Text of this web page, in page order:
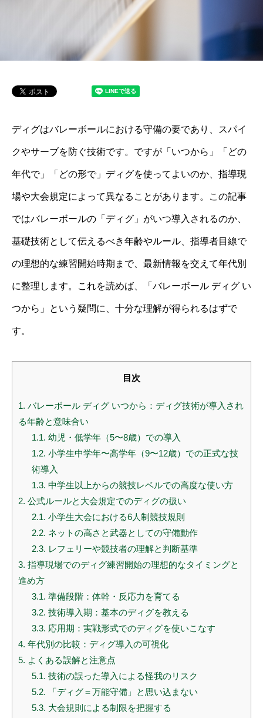
ディグはバレーボールにおける守備の要であり、スパイ
クやサーブを防ぐ技術です。ですが「いつから」「どの
年代で」「どの形で」ディグを使ってよいのか、指導現
場や大会規定によって異なることがあります。この記事
ではバレーボールの「ディグ」がいつ導入されるのか、
基礎技術として伝えるべき年齢やルール、指導者目線で
の理想的な練習開始時期まで、最新情報を交えて年代別
に整理します。これを読めば、「バレーボール ディグ い
つから」という疑問に、十分な理解が得られるはずで
す。
目次
1. バレーボール ディグ いつから：ディグ技術が導入され
る年齢と意味合い
1.1. 幼児・低学年（5〜8歳）での導入
1.2. 小学生中学年〜高学年（9〜12歳）での正式な技
術導入
1.3. 中学生以上からの競技レベルでの高度な使い方
2. 公式ルールと大会規定でのディグの扱い
2.1. 小学生大会における6人制競技規則
2.2. ネットの高さと武器としての守備動作
2.3. レフェリーや競技者の理解と判断基準
3. 指導現場でのディグ練習開始の理想的なタイミングと
進め方
3.1. 準備段階：体幹・反応力を育てる
3.2. 技術導入期：基本のディグを教える
3.3. 応用期：実戦形式でのディグを使いこなす
4. 年代別の比較：ディグ導入の可視化
5. よくある誤解と注意点
5.1. 技術の誤った導入による怪我のリスク
5.2. 「ディグ＝万能守備」と思い込まない
5.3. 大会規則による制限を把握する